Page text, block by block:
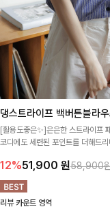
댕스트라이프 백버튼블라
[활용도좋은✨]은은한 스트라이프
코디에도 세련된 포인트를 더해드
12%51,900 원58,900
리뷰 카운트 영역